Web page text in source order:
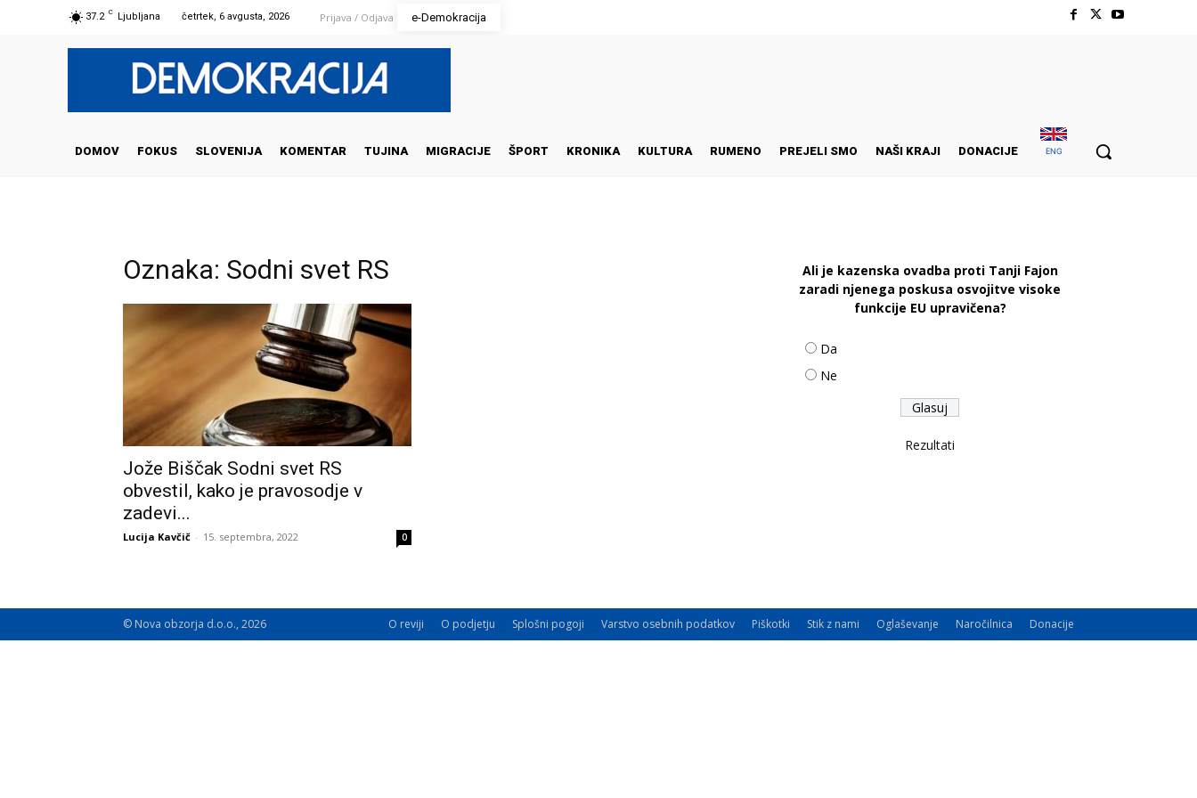
37.2 C Ljubljana četrtek, 6 avgusta, 2026 Prijava / Odjava e-Demokracija
DOMOV FOKUS SLOVENIJA KOMENTAR TUJINA MIGRACIJE ŠPORT KRONIKA KULTURA RUMENO PREJELI SMO NAŠI KRAJI DONACIJE ENG
Oznaka: Sodni svet RS
Jože Biščak Sodni svet RS
obvestil, kako je pravosodje v
zadevi...
Lucija Kavčič - 15. septembra, 2022 0
Ali je kazenska ovadba proti Tanji Fajon
zaradi njenega poskusa osvojitve visoke
funkcije EU upravičena?
Da
Ne
Rezultati
O reviji O podjetju Splošni pogoji Varstvo osebnih podatkov Piškotki Stik z nami Oglaševanje Naročilnica Donacije
© Nova obzorja d.o.o., 2026